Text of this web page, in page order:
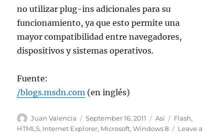
no utilizar plug-ins adicionales para su
funcionamiento, ya que esto permite una
mayor compatibilidad entre navegadores,
dispositivos y sistemas operativos.
Fuente:
/blogs.msdn.com (en inglés)
Author
Juan Valencia
Posted
on
September 16, 2011 Categories
Así Tags
Flash,
HTML5, Internet Explorer, Microsoft,Windows 8
Leave a